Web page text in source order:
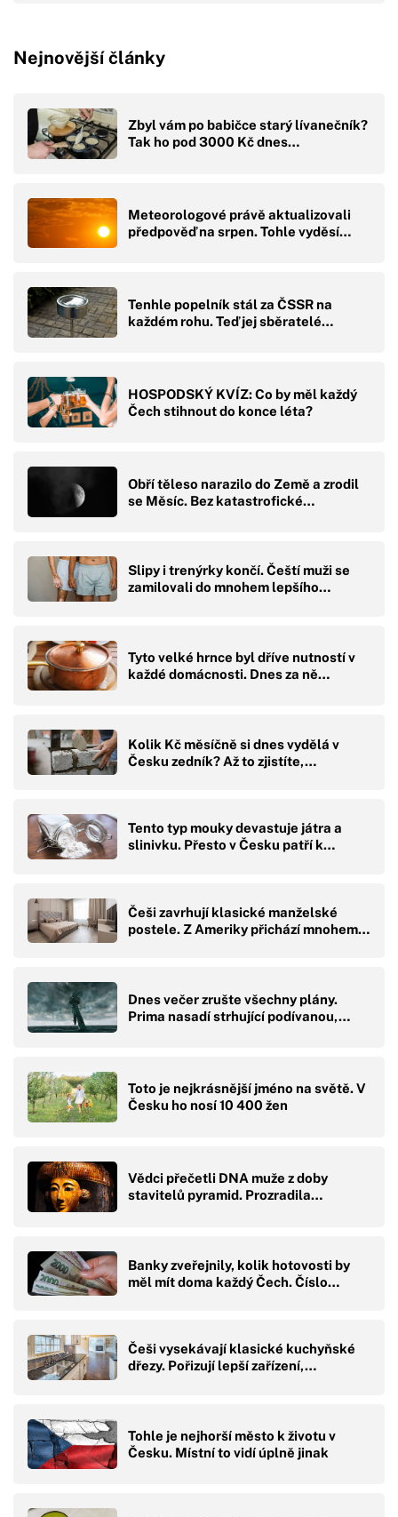
Nejnovější články
Zbyl vám po babičce starý lívanečník?
Tak ho pod 3000 Kč dnes…
Meteorologové právě aktualizovali
předpověď na srpen. Tohle vyděsí…
Tenhle popelník stál za ČSSR na
každém rohu. Teď jej sběratelé…
HOSPODSKÝ KVÍZ: Co by měl každý
Čech stihnout do konce léta?
Obří těleso narazilo do Země a zrodil
se Měsíc. Bez katastrofické…
Slipy i trenýrky končí. Čeští muži se
zamilovali do mnohem lepšího…
Tyto velké hrnce byl dříve nutností v
každé domácnosti. Dnes za ně…
Kolik Kč měsíčně si dnes vydělá v
Česku zedník? Až to zjistíte,…
Tento typ mouky devastuje játra a
slinivku. Přesto v Česku patří k…
Češi zavrhují klasické manželské
postele. Z Ameriky přichází mnohem…
Dnes večer zrušte všechny plány.
Prima nasadí strhující podívanou,…
Toto je nejkrásnější jméno na světě. V
Česku ho nosí 10 400 žen
Vědci přečetli DNA muže z doby
stavitelů pyramid. Prozradila…
Banky zveřejnily, kolik hotovosti by
měl mít doma každý Čech. Číslo…
Češi vysekávají klasické kuchyňské
dřezy. Pořizují lepší zařízení,…
Tohle je nejhorší město k životu v
Česku. Místní to vidí úplně jinak